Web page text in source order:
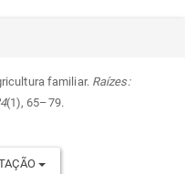
familiar. Raízes:
(1), 65–79.